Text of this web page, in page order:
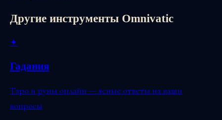
Другие инструменты Omnivatic
✦
Гадания
Таро и руны онлайн — ясные ответы на ваши
вопросы